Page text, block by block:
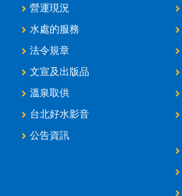
營運現況
水處的服務
法令規章
文宣及出版品
溫泉取供
台北好水影音
公告資訊